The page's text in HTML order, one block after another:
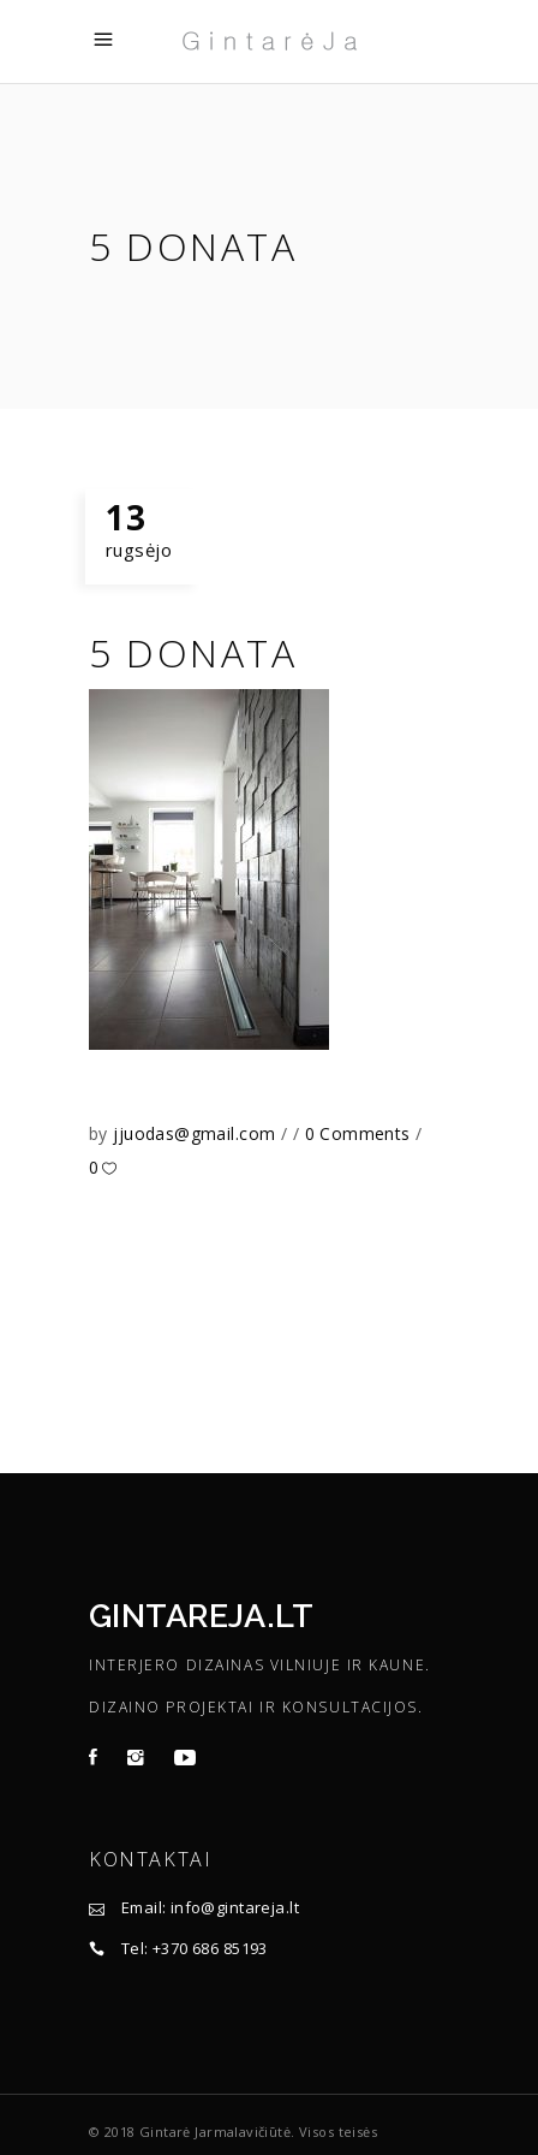
5 DONATA
13
rugsėjo
5 DONATA
by jjuodas@gmail.com
0 Comments
0
GINTAREJA.LT
INTERJERO DIZAINAS VILNIUJE IR KAUNE.
DIZAINO PROJEKTAI IR KONSULTACIJOS.
KONTAKTAI
Email: info@gintareja.lt
Tel: +370 686 85193
© 2018 Gintarė Jarmalavičiūtė. Visos teisės